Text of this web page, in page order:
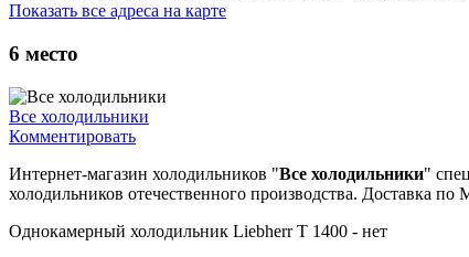
Показать все адреса на карте
6 место
Все холодильники
Комментировать
Интернет-магазин холодильников "Все холодильники"
холодильников отечественного производства. Доставка по
Однокамерный холодильник Liebherr T 1400 - нет